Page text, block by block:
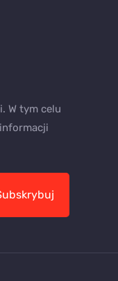
W tym celu